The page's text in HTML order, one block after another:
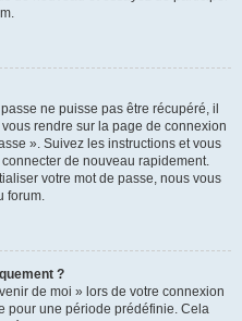
ne puisse pas être récupéré, il
rendre sur la page de connexion
». Suivez les instructions et vous
de nouveau rapidement.
votre mot de passe, nous vous
forum.
?
de moi » lors de votre connexion
pour une période prédéfinie. Cela